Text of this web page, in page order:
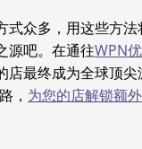
式众多，用这些方
源吧。在通往WPN
店最终成为全球顶
， 为您的店解锁额